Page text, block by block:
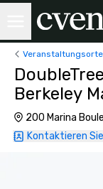
Veranstaltungsorte
Berkeley
200 Marina
Kontaktieren